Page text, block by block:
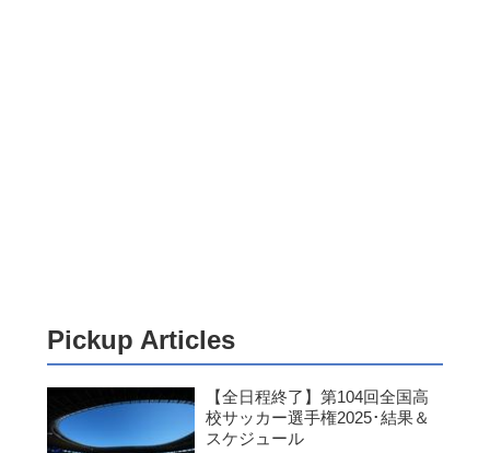
Pickup Articles
【全日程終了】第104回全国高
校サッカー選手権2025･結果＆
スケジュール